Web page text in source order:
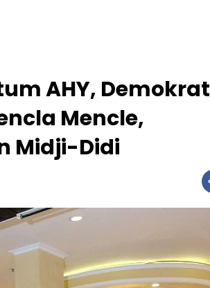
AHY, Demokrat
Mencle,
Midji-Didi